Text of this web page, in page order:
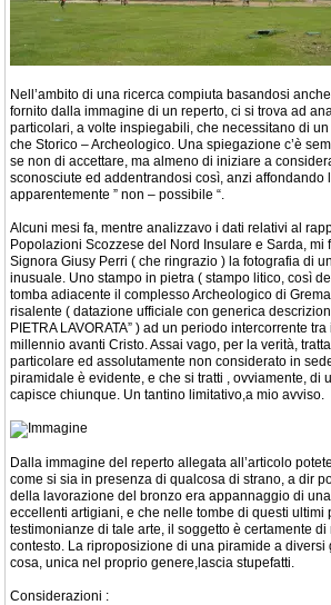
Nell’ambito di una ricerca compiuta basandosi
fornito dalla immagine di un reperto, ci si trova ad
particolari, a volte inspiegabili, che necessitano di
che Storico – Archeologico. Una spiegazione c’è
se non di accettare, ma almeno di iniziare a
sconosciute ed addentrandosi così, anzi affondando
apparentemente ” non – possibile “.
Alcuni mesi fa, mentre analizzavo i dati relativi al
Popolazioni Scozzese del Nord Insulare e Sarda, mi
Signora Giusy Perri ( che ringrazio ) la fotografia di
inusuale. Uno stampo in pietra ( stampo litico, così
tomba adiacente il complesso Archeologico di
risalente ( datazione ufficiale con generica
PIETRA LAVORATA” ) ad un periodo intercorrente
millennio avanti Cristo. Assai vago, per la verità,
particolare ed assolutamente non considerato in
piramidale è evidente, e che si tratti , ovviamente, di
capisce chiunque. Un tantino limitativo,a mio avviso.
Dalla immagine del reperto allegata all’articolo
come si sia in presenza di qualcosa di strano, a dir
della lavorazione del bronzo era appannaggio di
eccellenti artigiani, e che nelle tombe di questi ultimi
testimonianze di tale arte, il soggetto è certamente di
contesto. La riproposizione di una piramide a diversi
cosa, unica nel proprio genere,lascia stupefatti.
Considerazioni :